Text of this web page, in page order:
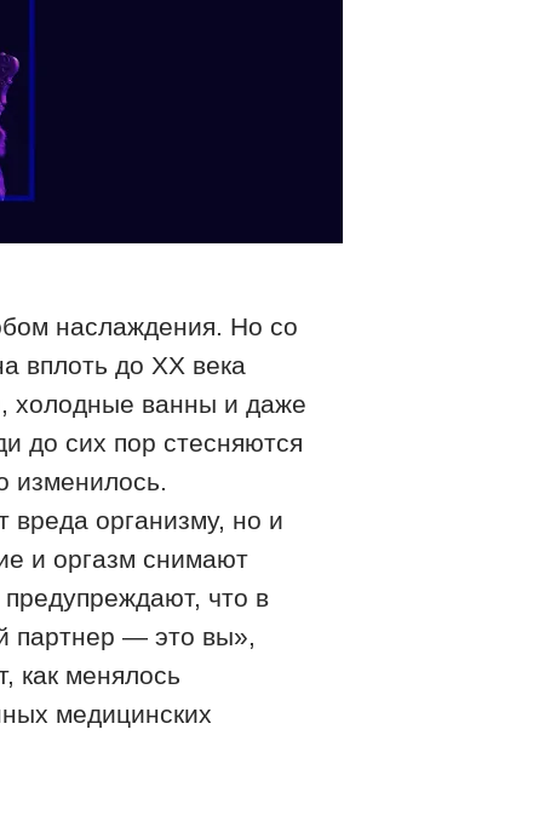
наслаждения. Но со
вплоть до ХХ века
холодные ванны и даже
до сих пор стесняются
изменилось.
вреда организму, но и
и оргазм снимают
что в
партнер — это вы»,
как менялось
медицинских